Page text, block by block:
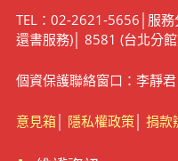
TEL：02-2621-5656│服
還書服務)│ 8581 (台北分館
個資保護聯絡窗口：李靜
意見箱│ 隱私權政策│ 捐款